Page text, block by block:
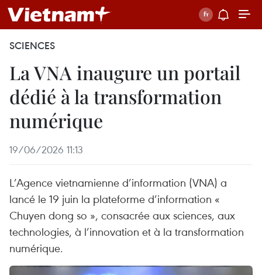
SCIENCES
La VNA inaugure un portail
dédié à la transformation
numérique
19/06/2026 11:13
L’Agence vietnamienne d’information (VNA) a
lancé le 19 juin la plateforme d’information «
Chuyen dong so », consacrée aux sciences, aux
technologies, à l’innovation et à la transformation
numérique.